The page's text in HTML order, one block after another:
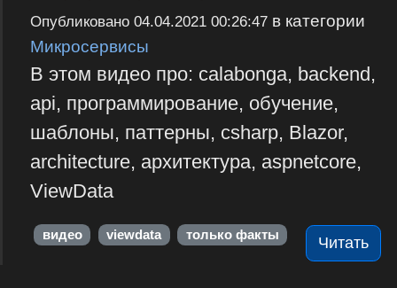
Опубликовано 04.04.2021 00:26:47в категории
Микросервисы
В этом видео про: calabonga, backend,
api, программирование, обучение,
шаблоны, паттерны, csharp, Blazor,
architecture, архитектура, aspnetcore,
ViewData
Читать
видео viewdata только факты